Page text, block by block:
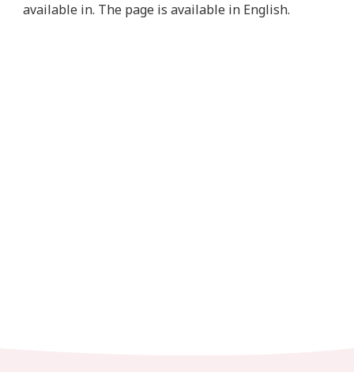
available in. The page is available in English.